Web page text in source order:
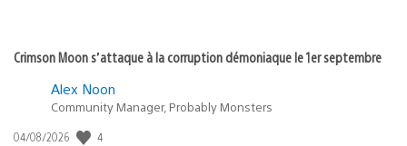
Crimson Moon s’attaque à la corruption démoniaque le 1er septembre
Alex Noon
Community Manager, Probably Monsters
Date
04/08/2026 4